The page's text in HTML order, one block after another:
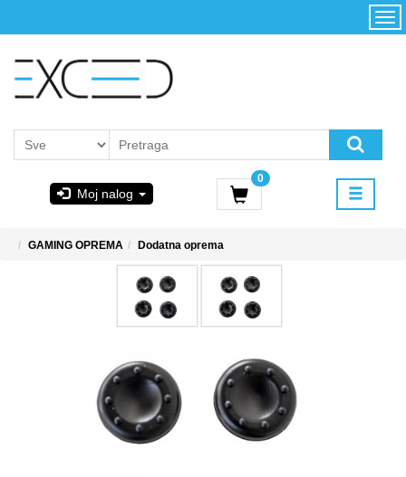
Moj nalog
0
Početna
korišćenja i
GAMING OPREMA Dodatna oprema